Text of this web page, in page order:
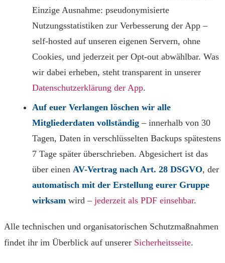
Einzige Ausnahme: pseudonymisierte
Nutzungsstatistiken zur Verbesserung der App –
self-hosted auf unseren eigenen Servern, ohne
Cookies, und jederzeit per Opt-out abwählbar. Was
wir dabei erheben, steht transparent in unserer
Datenschutzerklärung der App.
Auf euer Verlangen löschen wir alle
Mitgliederdaten vollständig – innerhalb von 30
Tagen, Daten in verschlüsselten Backups spätestens
7 Tage später überschrieben. Abgesichert ist das
über einen AV-Vertrag nach Art. 28 DSGVO, der
automatisch mit der Erstellung eurer Gruppe
wirksam wird – jederzeit als PDF einsehbar.
Alle technischen und organisatorischen Schutzmaßnahmen
findet ihr im Überblick auf unserer Sicherheitsseite.